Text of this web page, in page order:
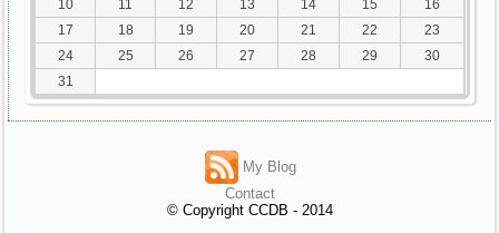
10
11 12 13 14 15
16
17
18 19 20 21 22
23
24
25 26 27 28 29
30
31
My Blog
Contact
© Copyright CCDB - 2014